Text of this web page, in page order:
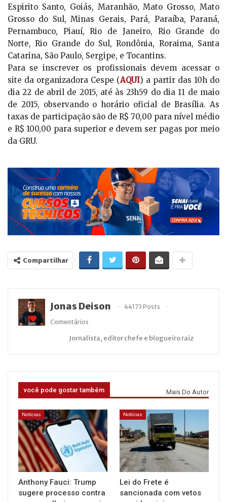
Espirito Santo, Goiás, Maranhão, Mato Grosso, Mato
Grosso do Sul, Minas Gerais, Pará, Paraíba, Paraná,
Pernambuco, Piauí, Rio de Janeiro, Rio Grande do
Norte, Rio Grande do Sul, Rondônia, Roraima, Santa
Catarina, São Paulo, Sergipe, e Tocantins.
Para se inscrever os profissionais devem acessar o
site da organizadora Cespe (AQUI) a partir das 10h do
dia 22 de abril de 2015, até às 23h59 do dia 11 de maio
de 2015, observando o horário oficial de Brasília. As
taxas de participação são de R$ 70,00 para nível médio
e R$ 100,00 para superior e devem ser pagas por meio
da GRU.
Compartilhar
Jonas Deison
44173 Posts
Comentários
Jornalista, editor chefe e blogueiro raiz
você pode gostar também Mais Do Autor
Notícias
Anthony Fauci: Trump
sugere processo contra
Notícias
Lei do Frete é
sancionada com vetos